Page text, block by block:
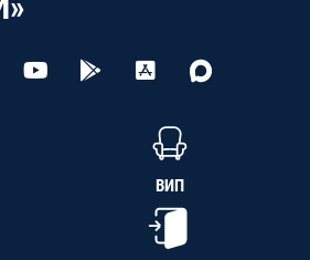
ВИП